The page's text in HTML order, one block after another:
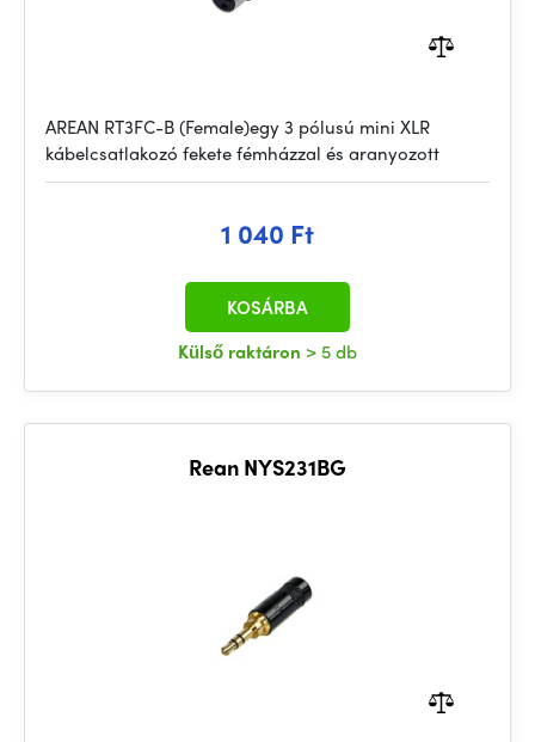
AREAN RT3FC-B (Female)egy 3 pólusú mini XLR
kábelcsatlakozó fekete fémházzal és aranyozott
1 040 Ft
Külső raktáron > 5 db
KOSÁRBA
Rean NYS231BG